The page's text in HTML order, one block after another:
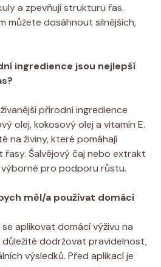
a ‌zpevňují strukturu řas.
můžete dosáhnout silnějších,⁤
ingredience jsou​ nejlepší
přírodní ingredience
olej, kokosový⁢ olej‌ a vitamín E.​
na ‌živiny, které pomáhají
Šalvějový čaj nebo ‌extrakt
pro podporu růstu.
měl/a ​používat domácí
aplikovat domácí výživu na
dodržovat pravidelnost,
výsledků. Před aplikací je